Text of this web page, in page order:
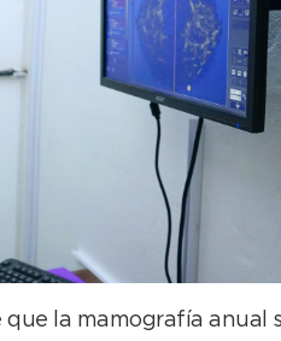
la mamografía